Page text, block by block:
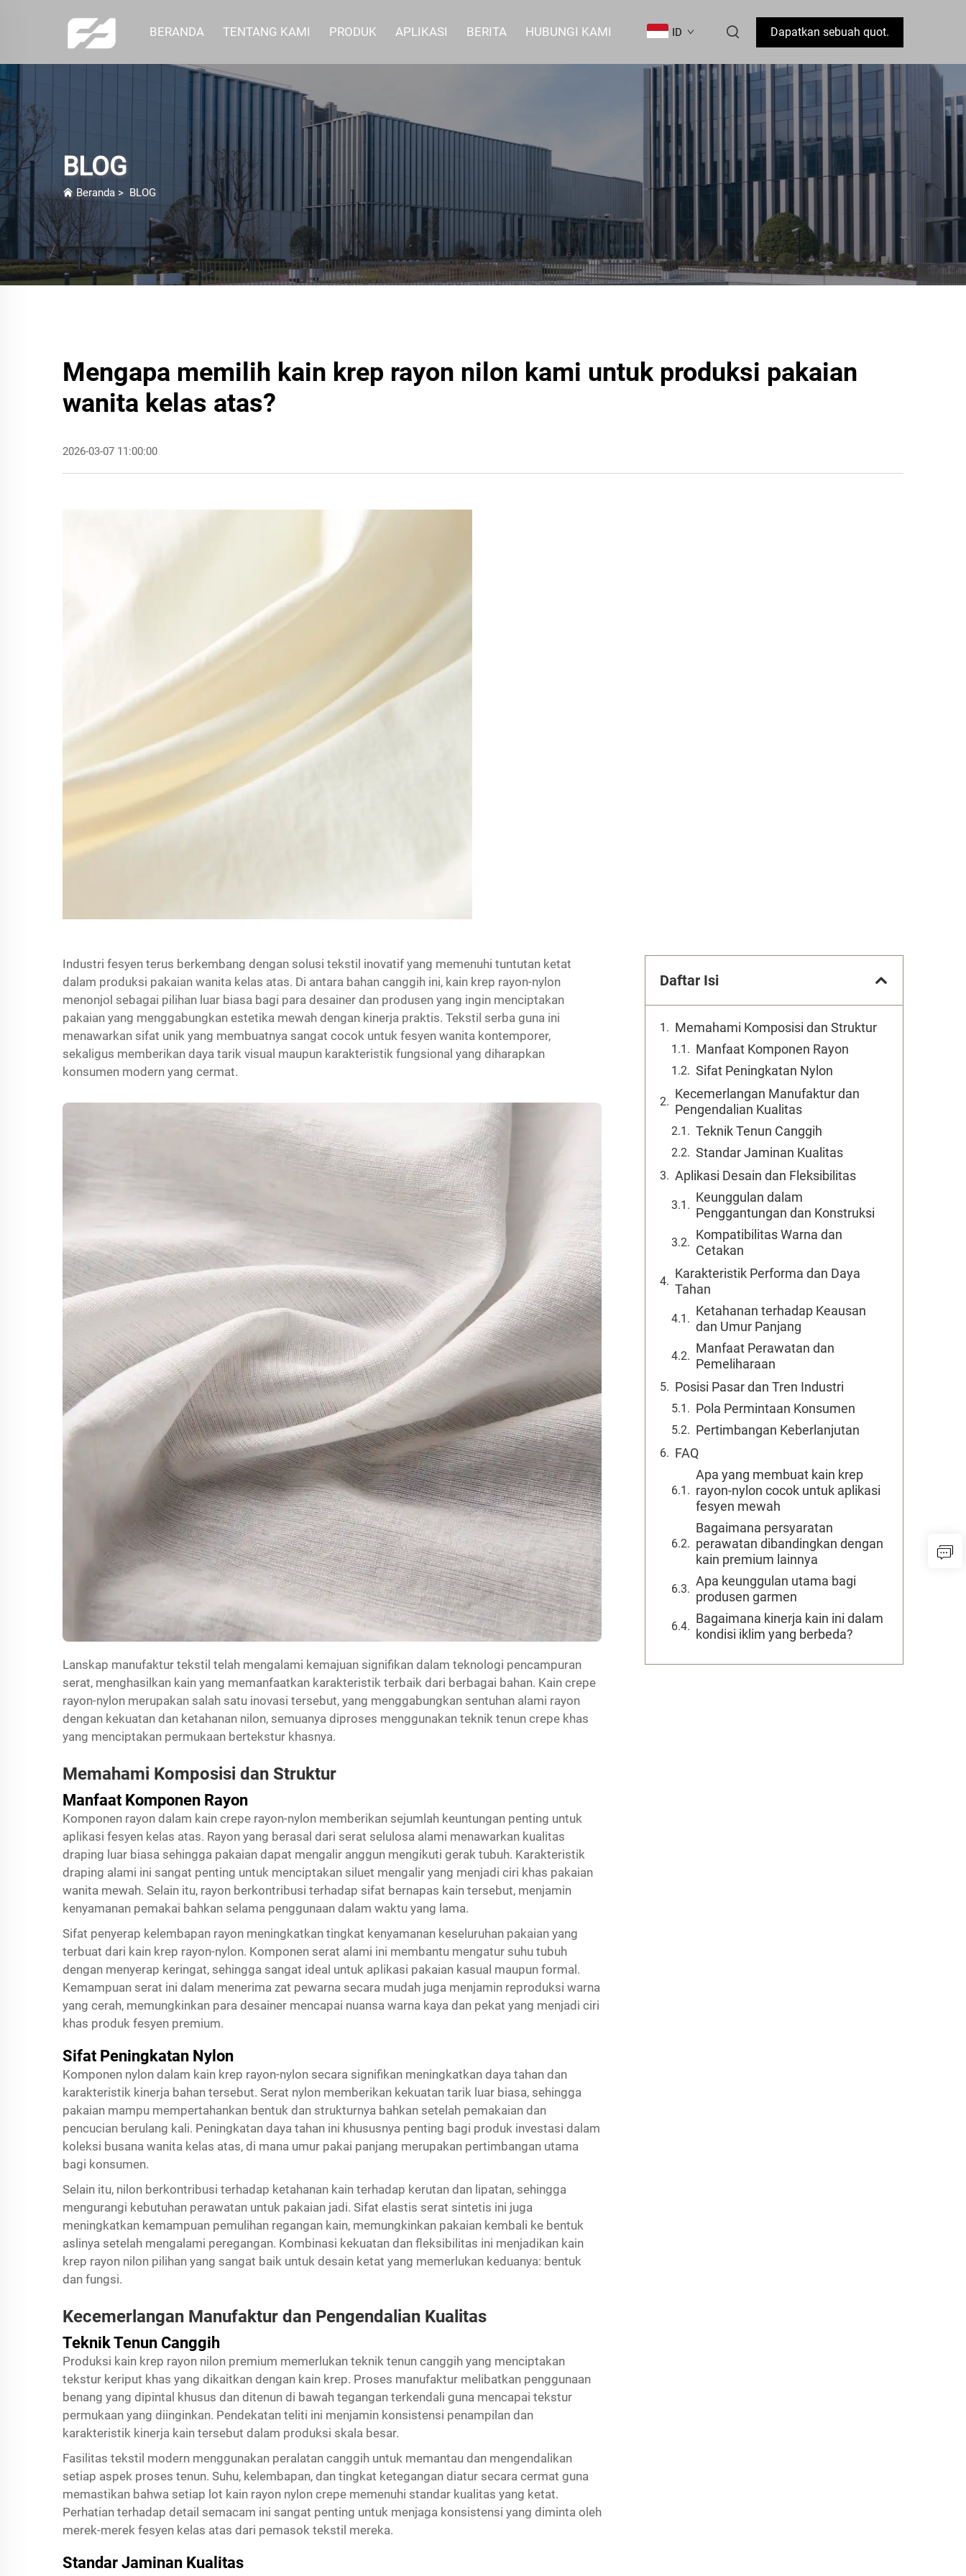
BERANDA TENTANG KAMI PRODUK APLIKASI BERITA HUBUNGI KAMI ID Dapatkan sebuah quot.
BLOG
Beranda > BLOG
Mengapa memilih kain krep rayon nilon kami untuk produksi pakaian
wanita kelas atas?
2026-03-07 11:00:00
Industri fesyen terus berkembang dengan solusi tekstil inovatif yang memenuhi tuntutan ketat
dalam produksi pakaian wanita kelas atas. Di antara bahan canggih ini, kain krep rayon-nylon
menonjol sebagai pilihan luar biasa bagi para desainer dan produsen yang ingin menciptakan
pakaian yang menggabungkan estetika mewah dengan kinerja praktis. Tekstil serba guna ini
menawarkan sifat unik yang membuatnya sangat cocok untuk fesyen wanita kontemporer,
sekaligus memberikan daya tarik visual maupun karakteristik fungsional yang diharapkan
konsumen modern yang cermat.
Lanskap manufaktur tekstil telah mengalami kemajuan signifikan dalam teknologi pencampuran
serat, menghasilkan kain yang memanfaatkan karakteristik terbaik dari berbagai bahan. Kain crepe
rayon-nylon merupakan salah satu inovasi tersebut, yang menggabungkan sentuhan alami rayon
dengan kekuatan dan ketahanan nilon, semuanya diproses menggunakan teknik tenun crepe khas
yang menciptakan permukaan bertekstur khasnya.
Memahami Komposisi dan Struktur
Manfaat Komponen Rayon
Komponen rayon dalam kain crepe rayon-nylon memberikan sejumlah keuntungan penting untuk
aplikasi fesyen kelas atas. Rayon yang berasal dari serat selulosa alami menawarkan kualitas
draping luar biasa sehingga pakaian dapat mengalir anggun mengikuti gerak tubuh. Karakteristik
draping alami ini sangat penting untuk menciptakan siluet mengalir yang menjadi ciri khas pakaian
wanita mewah. Selain itu, rayon berkontribusi terhadap sifat bernapas kain tersebut, menjamin
kenyamanan pemakai bahkan selama penggunaan dalam waktu yang lama.
Sifat penyerap kelembapan rayon meningkatkan tingkat kenyamanan keseluruhan pakaian yang
terbuat dari kain krep rayon-nylon. Komponen serat alami ini membantu mengatur suhu tubuh
dengan menyerap keringat, sehingga sangat ideal untuk aplikasi pakaian kasual maupun formal.
Kemampuan serat ini dalam menerima zat pewarna secara mudah juga menjamin reproduksi warna
yang cerah, memungkinkan para desainer mencapai nuansa warna kaya dan pekat yang menjadi ciri
khas produk fesyen premium.
Sifat Peningkatan Nylon
Komponen nylon dalam kain krep rayon-nylon secara signifikan meningkatkan daya tahan dan
karakteristik kinerja bahan tersebut. Serat nylon memberikan kekuatan tarik luar biasa, sehingga
pakaian mampu mempertahankan bentuk dan strukturnya bahkan setelah pemakaian dan
pencucian berulang kali. Peningkatan daya tahan ini khususnya penting bagi produk investasi dalam
koleksi busana wanita kelas atas, di mana umur pakai panjang merupakan pertimbangan utama
bagi konsumen.
Selain itu, nilon berkontribusi terhadap ketahanan kain terhadap kerutan dan lipatan, sehingga
mengurangi kebutuhan perawatan untuk pakaian jadi. Sifat elastis serat sintetis ini juga
meningkatkan kemampuan pemulihan regangan kain, memungkinkan pakaian kembali ke bentuk
aslinya setelah mengalami peregangan. Kombinasi kekuatan dan fleksibilitas ini menjadikan kain
krep rayon nilon pilihan yang sangat baik untuk desain ketat yang memerlukan keduanya: bentuk
dan fungsi.
Kecemerlangan Manufaktur dan Pengendalian Kualitas
Teknik Tenun Canggih
Produksi kain krep rayon nilon premium memerlukan teknik tenun canggih yang menciptakan
tekstur keriput khas yang dikaitkan dengan kain krep. Proses manufaktur melibatkan penggunaan
benang yang dipintal khusus dan ditenun di bawah tegangan terkendali guna mencapai tekstur
permukaan yang diinginkan. Pendekatan teliti ini menjamin konsistensi penampilan dan
karakteristik kinerja kain tersebut dalam produksi skala besar.
Fasilitas tekstil modern menggunakan peralatan canggih untuk memantau dan mengendalikan
setiap aspek proses tenun. Suhu, kelembapan, dan tingkat ketegangan diatur secara cermat guna
memastikan bahwa setiap lot kain rayon nylon crepe memenuhi standar kualitas yang ketat.
Perhatian terhadap detail semacam ini sangat penting untuk menjaga konsistensi yang diminta oleh
merek-merek fesyen kelas atas dari pemasok tekstil mereka.
Standar Jaminan Kualitas
Daftar Isi
Memahami Komposisi dan Struktur
Manfaat Komponen Rayon
Sifat Peningkatan Nylon
Kecemerlangan Manufaktur dan
Pengendalian Kualitas
Teknik Tenun Canggih
Standar Jaminan Kualitas
Aplikasi Desain dan Fleksibilitas
Keunggulan dalam
Penggantungan dan Konstruksi
Kompatibilitas Warna dan
Cetakan
Karakteristik Performa dan Daya
Tahan
Ketahanan terhadap Keausan
dan Umur Panjang
Manfaat Perawatan dan
Pemeliharaan
Posisi Pasar dan Tren Industri
Pola Permintaan Konsumen
Pertimbangan Keberlanjutan
FAQ
Apa yang membuat kain krep
rayon-nylon cocok untuk aplikasi
fesyen mewah
Bagaimana persyaratan
perawatan dibandingkan dengan
kain premium lainnya
Apa keunggulan utama bagi
produsen garmen
Bagaimana kinerja kain ini dalam
kondisi iklim yang berbeda?